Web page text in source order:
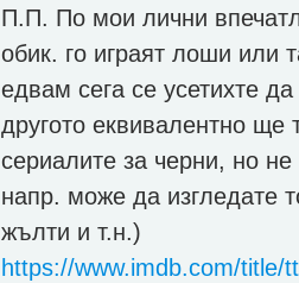
П.П. По мои лични
обик. го играят лоши или
едвам сега се усетихте
другото еквивалентно
сериалите за черни, но
напр. може да изгледате
жълти и т.н.)
https://www.imdb.com/title/